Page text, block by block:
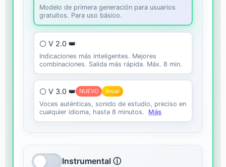
Modelo de primera generación para usuarios
gratuitos. Para uso básico.
⚪ V 2.0 👑
Indicaciones más inteligentes. Mejores
combinaciones. Salida más rápida. Máx. 8 min.
⚪ V 3.0 👑 NUEVO Anual
Voces auténticas, sonido de estudio, preciso en
cualquier idioma, hasta 8 minutos.
Más
Instrumental ⓘ